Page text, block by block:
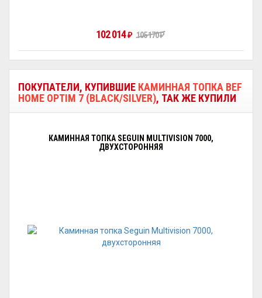
102 014 ₽ 105 170₽
ПОКУПАТЕЛИ, КУПИВШИЕ КАМИННАЯ ТОПКА BEF
HOME OPTIM 7 (BLACK/SILVER), ТАК ЖЕ КУПИЛИ
КАМИННАЯ ТОПКА SEGUIN MULTIVISION 7000,
ДВУХСТОРОННЯЯ